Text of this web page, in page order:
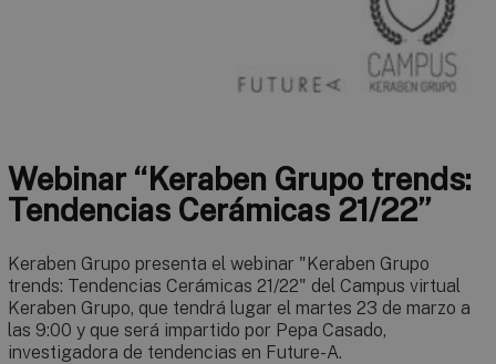
Webinar “Keraben Grupo trends:
Tendencias Cerámicas 21/22”
Keraben Grupo presenta el webinar "Keraben Grupo
trends: Tendencias Cerámicas 21/22" del Campus virtual
Keraben Grupo, que tendrá lugar el martes 23 de marzo a
las 9:00 y que será impartido por Pepa Casado,
investigadora de tendencias en Future-A.